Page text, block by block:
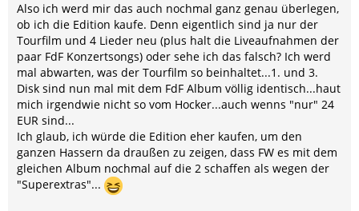
Also ich werd mir das auch nochmal ganz genau überlegen,
ob ich die Edition kaufe. Denn eigentlich sind ja nur der
Tourfilm und 4 Lieder neu (plus halt die Liveaufnahmen der
paar FdF Konzertsongs) oder sehe ich das falsch? Ich werd
mal abwarten, was der Tourfilm so beinhaltet...1. und 3.
Disk sind nun mal mit dem FdF Album völlig identisch...haut
mich irgendwie nicht so vom Hocker...auch wenns "nur" 24
EUR sind...
Ich glaub, ich würde die Edition eher kaufen, um den
ganzen Hassern da draußen zu zeigen, dass FW es mit dem
gleichen Album nochmal auf die 2 schaffen als wegen der
"Superextras"...